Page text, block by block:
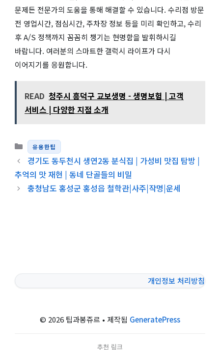
문제든 전문가의 도움을 통해 해결할 수 있습니다. 수리점 방문
전 영업시간, 점심시간, 주차장 정보 등을 미리 확인하고, 수리
후 A/S 정책까지 꼼꼼히 챙기는 현명함을 발휘하시길
바랍니다. 여러분의 스마트한 갤럭시 라이프가 다시
이어지기를 응원합니다.
READ 청주시 흥덕구 교보생명 - 생명보험 | 고객
서비스 | 다양한 지점 소개
카테고리
유용한팁
경기도 동두천시 생연2동 분식집 | 가성비 맛집 탐방 |
추억의 맛 재현 | 동네 단골들의 비밀
충청남도 홍성군 홍성읍 철학관|사주|작명|운세
개인정보 처리방침
© 2026 팁과봉쥬르 • 제작됨 GeneratePress
추천 링크